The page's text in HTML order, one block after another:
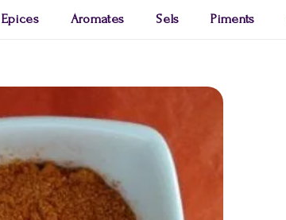
Epices Aromates Sels Piments